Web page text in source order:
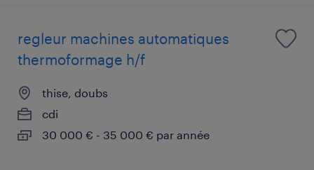
regleur machines automatiques
thermoformage h/f
thise, doubs
cdi
30 000 € - 35 000 € par année